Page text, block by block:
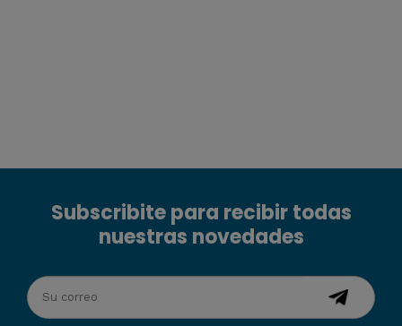
Subscribite para recibir todas
nuestras novedades